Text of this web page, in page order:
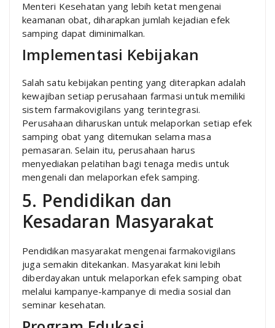
Menteri Kesehatan yang lebih ketat mengenai
keamanan obat, diharapkan jumlah kejadian efek
samping dapat diminimalkan.
Implementasi Kebijakan
Salah satu kebijakan penting yang diterapkan adalah
kewajiban setiap perusahaan farmasi untuk memiliki
sistem farmakovigilans yang terintegrasi.
Perusahaan diharuskan untuk melaporkan setiap efek
samping obat yang ditemukan selama masa
pemasaran. Selain itu, perusahaan harus
menyediakan pelatihan bagi tenaga medis untuk
mengenali dan melaporkan efek samping.
5. Pendidikan dan
Kesadaran Masyarakat
Pendidikan masyarakat mengenai farmakovigilans
juga semakin ditekankan. Masyarakat kini lebih
diberdayakan untuk melaporkan efek samping obat
melalui kampanye-kampanye di media sosial dan
seminar kesehatan.